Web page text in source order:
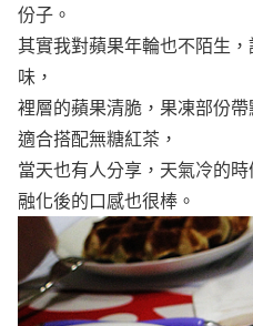
份子。
其實我對蘋果年輪也不陌生
味，
裡層的蘋果清脆，果凍部份
適合搭配無糖紅茶，
當天也有人分享，天氣冷的
融化後的口感也很棒。